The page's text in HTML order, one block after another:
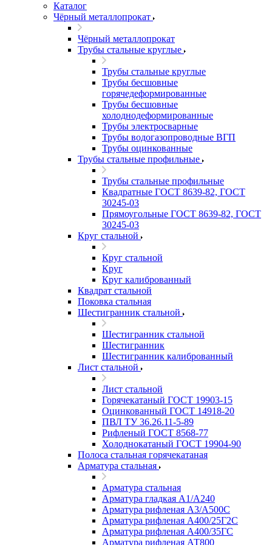
Каталог
Чёрный металлопрокат
Чёрный металлопрокат
Трубы стальные круглые
Трубы стальные круглые
Трубы бесшовные
горячедеформированные
Трубы бесшовные
холоднодеформированные
Трубы электросварные
Трубы водогазопроводные ВГП
Трубы оцинкованные
Трубы стальные профильные
Трубы стальные профильные
Квадратные ГОСТ 8639-82, ГОСТ
30245-03
Прямоугольные ГОСТ 8639-82, ГОСТ
30245-03
Круг стальной
Круг стальной
Круг
Круг калиброванный
Квадрат стальной
Поковка стальная
Шестигранник стальной
Шестигранник стальной
Шестигранник
Шестигранник калиброванный
Лист стальной
Лист стальной
Горячекатаный ГОСТ 19903-15
Оцинкованный ГОСТ 14918-20
ПВЛ ТУ 36.26.11-5-89
Рифленый ГОСТ 8568-77
Холоднокатаный ГОСТ 19904-90
Полоса стальная горячекатаная
Арматура стальная
Арматура стальная
Арматура гладкая А1/А240
Арматура рифленая А3/А500С
Арматура рифленая А400/25Г2С
Арматура рифленая А400/35ГС
Арматура рифленая АТ800